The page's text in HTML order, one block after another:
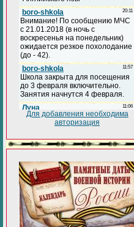
Для добавления необходима
авторизация